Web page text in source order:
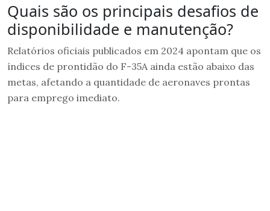
Quais são os principais desafios de
disponibilidade e manutenção?
Relatórios oficiais publicados em 2024 apontam que os
índices de prontidão do F-35A ainda estão abaixo das
metas, afetando a quantidade de aeronaves prontas
para emprego imediato.